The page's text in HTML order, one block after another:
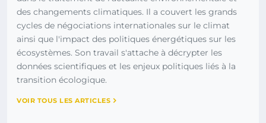
des changements climatiques. Il a couvert les grands
cycles de négociations internationales sur le climat
ainsi que l'impact des politiques énergétiques sur les
écosystèmes. Son travail s'attache à décrypter les
données scientifiques et les enjeux politiques liés à la
transition écologique.
VOIR TOUS LES ARTICLES